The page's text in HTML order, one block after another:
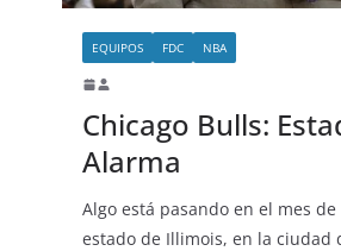
EQUIPOS FDC NBA
Chicago Bulls:
Alarma
Algo está pasando en el mes
estado de Illimois, en la ciudad